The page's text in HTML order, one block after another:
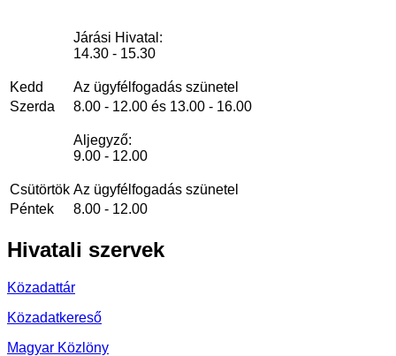
Járási Hivatal:
14.30 - 15.30
Kedd
Az ügyfélfogadás szünetel
Szerda
8.00 - 12.00 és 13.00 - 16.00
Aljegyző:
9.00 - 12.00
Csütörtök Az ügyfélfogadás szünetel
Péntek
8.00 - 12.00
Hivatali szervek
Közadattár
Közadatkereső
Magyar Közlöny